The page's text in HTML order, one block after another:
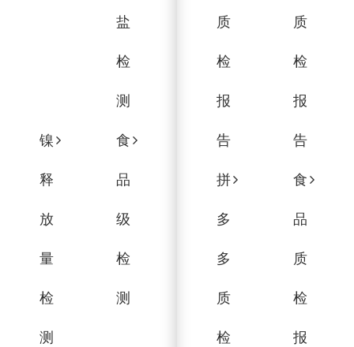
盐
检
测
镍
释
放
量
检
测
食
品
级
检
测
质
检
报
告
质
检
报
告
拼
多
多
质
检
食
品
质
检
报